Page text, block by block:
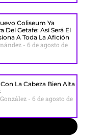
Coliseum Ya
Del Getafe: Así Será El
A Toda La Afición
6 de agosto de
La Cabeza Bien Alta
6 de agosto de